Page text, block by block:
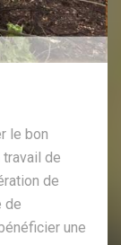
le bon
travail de
de
de
une